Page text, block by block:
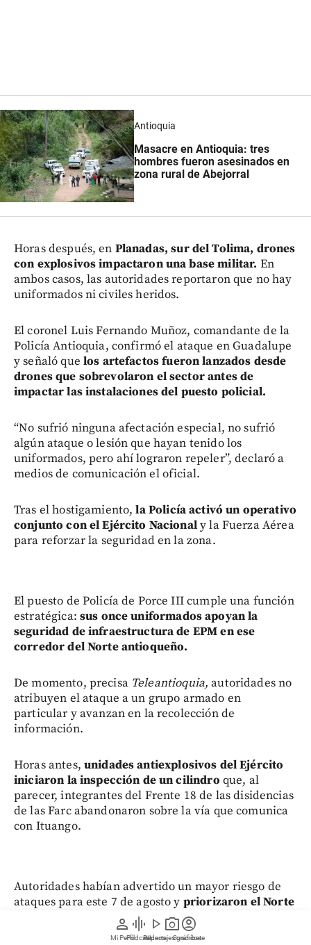
person
Mi Perfil
graphic_eq
Pódcast
play_arrow
Videos
photo_camera
Reportajes gráficos
account_circle
Suscríbete
Antioquia
Masacre en Antioquia: tres
hombres fueron asesinados en
zona rural de Abejorral
Horas después, en Planadas, sur del Tolima, drones
con explosivos impactaron una base militar. En
ambos casos, las autoridades reportaron que no hay
uniformados ni civiles heridos.
El coronel Luis Fernando Muñoz, comandante de la
Policía Antioquia, confirmó el ataque en Guadalupe
y señaló que los artefactos fueron lanzados desde
drones que sobrevolaron el sector antes de
impactar las instalaciones del puesto policial.
“No sufrió ninguna afectación especial, no sufrió
algún ataque o lesión que hayan tenido los
uniformados, pero ahí lograron repeler”, declaró a
medios de comunicación el oficial.
Tras el hostigamiento,la Policía activó un operativo
conjunto con el Ejército Nacionaly la Fuerza Aérea
para reforzar la seguridad en la zona.
El puesto de Policía de Porce III cumple una función
estratégica: sus once uniformados apoyan la
seguridad de infraestructura de EPM en ese
corredor del Norte antioqueño.
De momento, precisa Teleantioquia,autoridades no
atribuyen el ataque a un grupo armado en
particular y avanzan en la recolección de
información.
Horas antes, unidades antiexplosivos del Ejército
iniciaron la inspección de un cilindro que, al
parecer, integrantes del Frente 18 de las disidencias
de las Farc abandonaron sobre la vía que comunica
con Ituango.
Autoridades habían advertido un mayor riesgo de
ataques para este 7 de agosto y priorizaron el Norte
y el Nordeste antioqueño dentro del dispositivo
especial de seguridad, debido a la presencia y